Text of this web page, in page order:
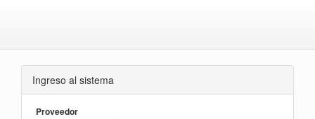
Ingreso al sistema
Proveedor